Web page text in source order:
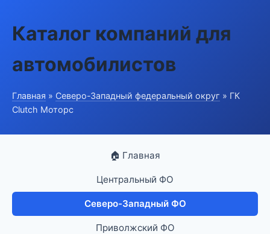
Каталог компаний для
автомобилистов
Главная » Северо-Западный федеральный округ » ГК
Clutch Моторс
🏠 Главная
Центральный ФО
Северо-Западный ФО
Приволжский ФО